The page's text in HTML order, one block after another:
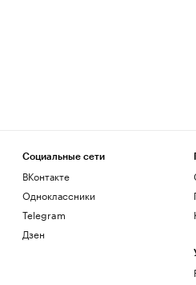
Социальные сети
ВКонтакте
Одноклассники
Telegram
Дзен